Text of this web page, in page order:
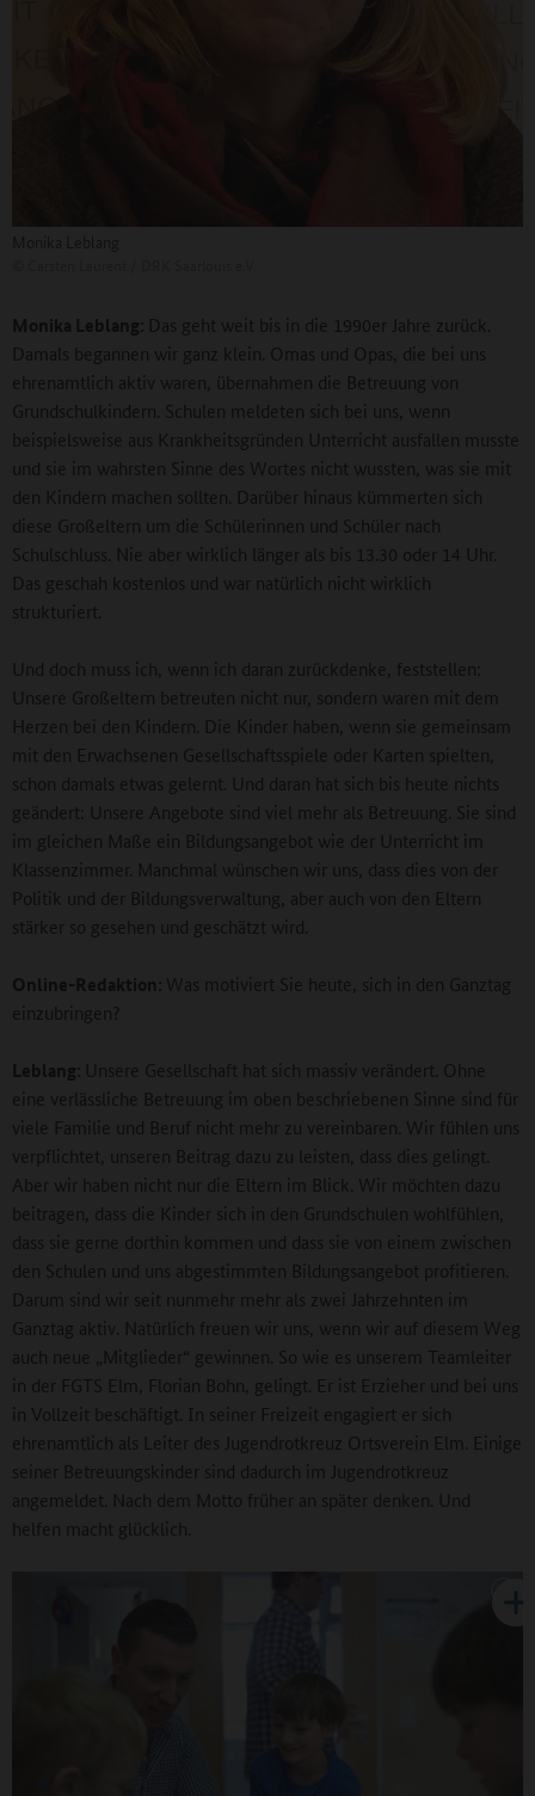
Monika Leblang: Das geht weit bis in die 1990er Jahre zurück.
Damals begannen wir ganz klein. Omas und Opas, die bei uns
ehrenamtlich aktiv waren, übernahmen die Betreuung von
Grundschulkindern. Schulen meldeten sich bei uns, wenn
beispielsweise aus Krankheitsgründen Unterricht ausfallen musste
und sie im wahrsten Sinne des Wortes nicht wussten, was sie mit
den Kindern machen sollten. Darüber hinaus kümmerten sich
diese Großeltern um die Schülerinnen und Schüler nach
Schulschluss. Nie aber wirklich länger als bis 13.30 oder 14 Uhr.
Das geschah kostenlos und war natürlich nicht wirklich
strukturiert.
Und doch muss ich, wenn ich daran zurückdenke, feststellen:
Unsere Großeltern betreuten nicht nur, sondern waren mit dem
Herzen bei den Kindern. Die Kinder haben, wenn sie gemeinsam
mit den Erwachsenen Gesellschaftsspiele oder Karten spielten,
schon damals etwas gelernt. Und daran hat sich bis heute nichts
geändert: Unsere Angebote sind viel mehr als Betreuung. Sie sind
im gleichen Maße ein Bildungsangebot wie der Unterricht im
Klassenzimmer. Manchmal wünschen wir uns, dass dies von der
Politik und der Bildungsverwaltung, aber auch von den Eltern
stärker so gesehen und geschätzt wird.
Online-Redaktion: Was motiviert Sie heute, sich in den Ganztag
einzubringen?
Leblang: Unsere Gesellschaft hat sich massiv verändert. Ohne
eine verlässliche Betreuung im oben beschriebenen Sinne sind für
viele Familie und Beruf nicht mehr zu vereinbaren. Wir fühlen uns
verpflichtet, unseren Beitrag dazu zu leisten, dass dies gelingt.
Aber wir haben nicht nur die Eltern im Blick. Wir möchten dazu
beitragen, dass die Kinder sich in den Grundschulen wohlfühlen,
dass sie gerne dorthin kommen und dass sie von einem zwischen
den Schulen und uns abgestimmten Bildungsangebot profitieren.
Darum sind wir seit nunmehr mehr als zwei Jahrzehnten im
Ganztag aktiv. Natürlich freuen wir uns, wenn wir auf diesem Weg
auch neue „Mitglieder“ gewinnen. So wie es unserem Teamleiter
in der FGTS Elm, Florian Bohn, gelingt. Er ist Erzieher und bei uns
in Vollzeit beschäftigt. In seiner Freizeit engagiert er sich
ehrenamtlich als Leiter des Jugendrotkreuz Ortsverein Elm. Einige
seiner Betreuungskinder sind dadurch im Jugendrotkreuz
angemeldet. Nach dem Motto früher an später denken. Und
helfen macht glücklich.